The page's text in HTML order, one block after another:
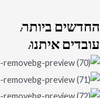
החדשיםביותר:
עובדיםאיתנו: